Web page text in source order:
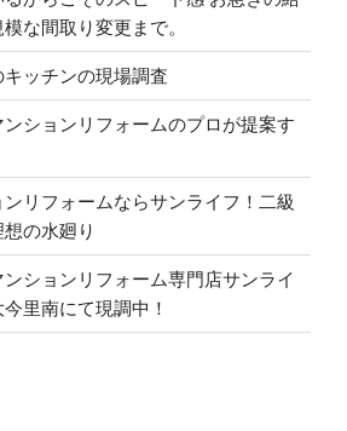
な間取り変更まで。
ッチンの現場調査
ンションリフォームのプロが提案す
リフォームならサンライフ！二級
の水廻り
ンションリフォーム専門店サンライ
里南にて現調中！